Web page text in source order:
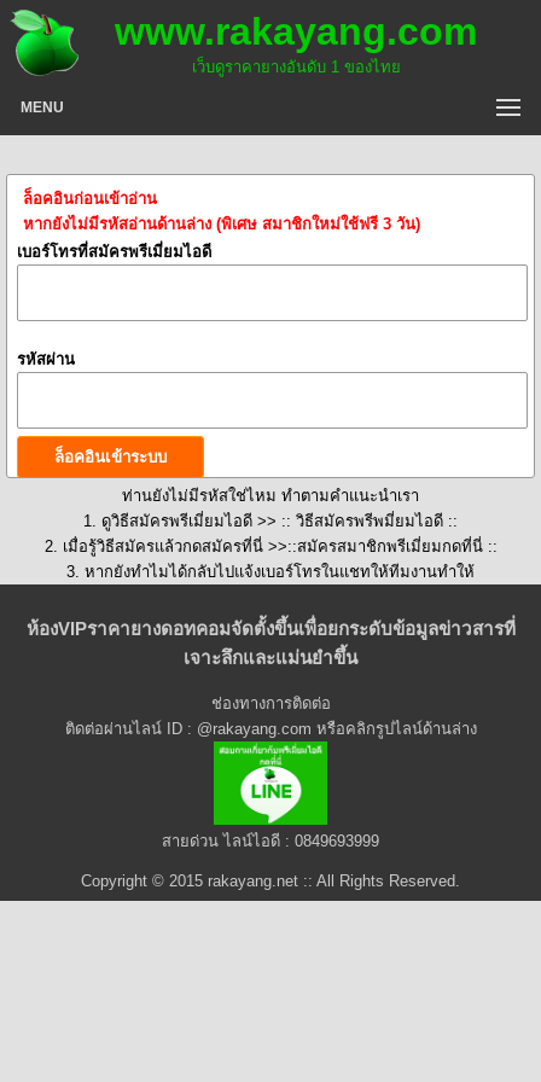
www.rakayang.com
เว็บดูราคายางอันดับ 1 ของไทย
MENU
ล็อคอินก่อนเข้าอ่าน
หากยังไม่มีรหัสอ่านด้านล่าง (พิเศษ สมาชิกใหม่ใช้ฟรี 3 วัน)
เบอร์โทรที่สมัครพรีเมี่ยมไอดี
รหัสผ่าน
ท่านยังไม่มีรหัสใช่ไหม ทำตามคำแนะนำเรา
1. ดูวิธีสมัครพรีเมี่ยมไอดี >> :: วิธีสมัครพรีพมี่ยมไอดี ::
2. เมื่อรู้วิธีสมัครแล้วกดสมัครที่นี่ >>::สมัครสมาชิกพรีเมี่ยมกดที่นี่ ::
3. หากยังทำไมได้กลับไปแจ้งเบอร์โทรในแชทให้ทีมงานทำให้
ห้องVIPราคายางดอทคอมจัดตั้งขึ้นเพื่อยกระดับข้อมูลข่าวสารที่
เจาะลึกและแม่นยำขึ้น
ช่องทางการติดต่อ
ติดต่อผ่านไลน์ ID : @rakayang.com หรือคลิกรูปไลน์ด้านล่าง
สายด่วน ไลน์ไอดี : 0849693999
Copyright © 2015 rakayang.net :: All Rights Reserved.